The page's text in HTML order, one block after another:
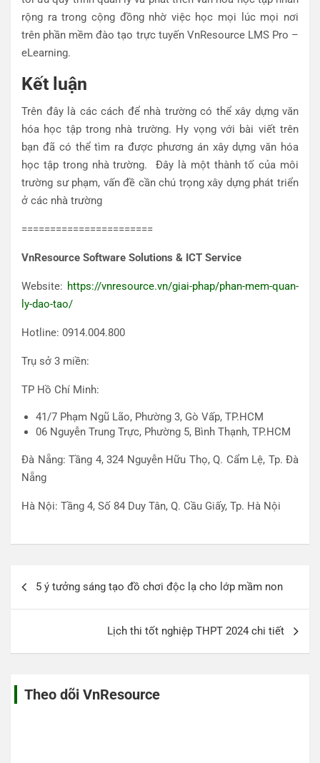
rộng ra trong cộng đồng nhờ việc học mọi lúc mọi nơi
trên phần mềm đào tạo trực tuyến VnResource LMS Pro –
eLearning.
Kết luận
Trên đây là các cách để nhà trường có thể xây dựng văn
hóa học tập trong nhà trường. Hy vọng với bài viết trên
bạn đã có thể tìm ra được phương án xây dựng văn hóa
học tập trong nhà trường. Đây là một thành tố của môi
trường sư phạm, vấn đề cần chú trọng xây dựng phát triển
ở các nhà trường
=======================
VnResource Software Solutions & ICT Service
Website: https://vnresource.vn/giai-phap/phan-mem-quan-
ly-dao-tao/
Hotline: 0914.004.800
Trụ sở 3 miền:
TP Hồ Chí Minh:
41/7 Phạm Ngũ Lão, Phường 3, Gò Vấp, TP.HCM
06 Nguyễn Trung Trực, Phường 5, Bình Thạnh, TP.HCM
Đà Nẵng: Tầng 4, 324 Nguyễn Hữu Thọ, Q. Cẩm Lệ, Tp. Đà
Nẵng
Hà Nội: Tầng 4, Số 84 Duy Tân, Q. Cầu Giấy, Tp. Hà Nội
hướng
5 ý tưởng sáng tạo đồ chơi độc lạ cho lớp mầm non
Lịch thi tốt nghiệp THPT 2024 chi tiết
Theo dõi VnResource